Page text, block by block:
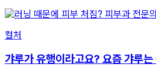
컬처
갸루가 유행이라고요? 요즘 갸루